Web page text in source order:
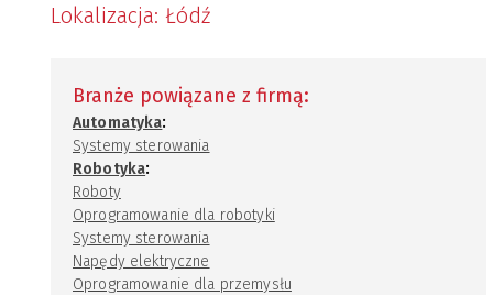
Lokalizacja: Łódź
Branże powiązane z firmą:
Automatyka:
Systemy sterowania
Robotyka:
Roboty
Oprogramowanie dla robotyki
Systemy sterowania
Napędy elektryczne
Oprogramowanie dla przemysłu